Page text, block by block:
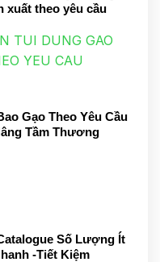
xuất theo yêu cầu
Gạo Theo Yêu Cầu
Tầm Thương
Số Lượng Ít
-Tiết Kiệm